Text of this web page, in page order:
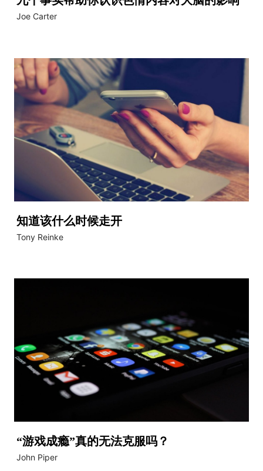
Joe Carter
知道该什么时候走开
Tony Reinke
“游戏成瘾”真的无法克服吗？
John Piper